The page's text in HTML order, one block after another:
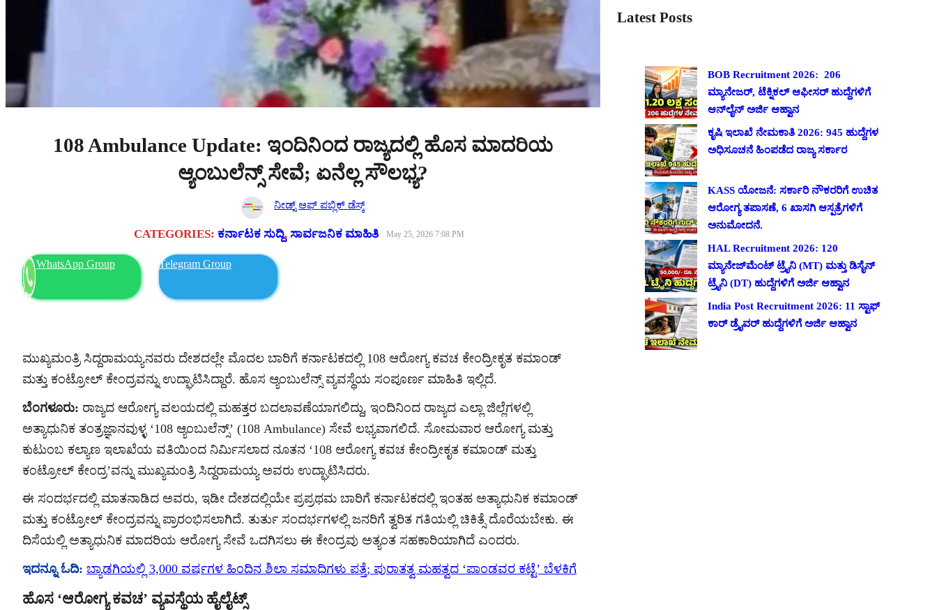
108 Ambulance Update: ಇಂದಿನಿಂದ ರಾಜ್ಯದಲ್ಲಿ ಹೊಸ ಮಾದರಿಯ
ಆ್ಯಂಬುಲೆನ್ಸ್ ಸೇವೆ; ಏನೆಲ್ಲ ಸೌಲಭ್ಯ?
ನೀಡ್ಸ್ ಆಫ್ ಪಬ್ಲಿಕ್ ಡೆಸ್ಕ್
CATEGORIES: ಕರ್ನಾಟಕ ಸುದ್ದಿ, ಸಾರ್ವಜನಿಕ ಮಾಹಿತಿ May 25, 2026 7:08 PM
WhatsApp Group Telegram Group
ಮುಖ್ಯಮಂತ್ರಿ ಸಿದ್ದರಾಮಯ್ಯನವರು ದೇಶದಲ್ಲೇ ಮೊದಲ ಬಾರಿಗೆ ಕರ್ನಾಟಕದಲ್ಲಿ 108 ಆರೋಗ್ಯ ಕವಚ ಕೇಂದ್ರೀಕೃತ ಕಮಾಂಡ್
ಮತ್ತು ಕಂಟ್ರೋಲ್ ಕೇಂದ್ರವನ್ನು ಉದ್ಘಾಟಿಸಿದ್ದಾರೆ. ಹೊಸ ಆ್ಯಂಬುಲೆನ್ಸ್ ವ್ಯವಸ್ಥೆಯ ಸಂಪೂರ್ಣ ಮಾಹಿತಿ ಇಲ್ಲಿದೆ.
ಬೆಂಗಳೂರು: ರಾಜ್ಯದ ಆರೋಗ್ಯ ವಲಯದಲ್ಲಿ ಮಹತ್ತರ ಬದಲಾವಣೆಯಾಗಲಿದ್ದು, ಇಂದಿನಿಂದ ರಾಜ್ಯದ ಎಲ್ಲಾ ಜಿಲ್ಲೆಗಳಲ್ಲಿ
ಅತ್ಯಾಧುನಿಕ ತಂತ್ರಜ್ಞಾನವುಳ್ಳ ‘108 ಆ್ಯಂಬುಲೆನ್ಸ್’ (108 Ambulance) ಸೇವೆ ಲಭ್ಯವಾಗಲಿದೆ. ಸೋಮವಾರ ಆರೋಗ್ಯ ಮತ್ತು
ಕುಟುಂಬ ಕಲ್ಯಾಣ ಇಲಾಖೆಯ ವತಿಯಿಂದ ನಿರ್ಮಿಸಲಾದ ನೂತನ ‘108 ಆರೋಗ್ಯ ಕವಚ ಕೇಂದ್ರೀಕೃತ ಕಮಾಂಡ್ ಮತ್ತು
ಕಂಟ್ರೋಲ್ ಕೇಂದ್ರ’ವನ್ನು ಮುಖ್ಯಮಂತ್ರಿ ಸಿದ್ದರಾಮಯ್ಯ ಅವರು ಉದ್ಘಾಟಿಸಿದರು.
ಈ ಸಂದರ್ಭದಲ್ಲಿ ಮಾತನಾಡಿದ ಅವರು, ಇಡೀ ದೇಶದಲ್ಲಿಯೇ ಪ್ರಪ್ರಥಮ ಬಾರಿಗೆ ಕರ್ನಾಟಕದಲ್ಲಿ ಇಂತಹ ಅತ್ಯಾಧುನಿಕ ಕಮಾಂಡ್
ಮತ್ತು ಕಂಟ್ರೋಲ್ ಕೇಂದ್ರವನ್ನು ಪ್ರಾರಂಭಿಸಲಾಗಿದೆ. ತುರ್ತು ಸಂದರ್ಭಗಳಲ್ಲಿ ಜನರಿಗೆ ತ್ವರಿತ ಗತಿಯಲ್ಲಿ ಚಿಕಿತ್ಸೆ ದೊರೆಯಬೇಕು. ಈ
ದಿಸೆಯಲ್ಲಿ ಅತ್ಯಾಧುನಿಕ ಮಾದರಿಯ ಆರೋಗ್ಯ ಸೇವೆ ಒದಗಿಸಲು ಈ ಕೇಂದ್ರವು ಅತ್ಯಂತ ಸಹಕಾರಿಯಾಗಿದೆ ಎಂದರು.
ಇದನ್ನೂ ಓದಿ: ಬ್ಯಾಡಗಿಯಲ್ಲಿ 3,000 ವರ್ಷಗಳ ಹಿಂದಿನ ಶಿಲಾ ಸಮಾಧಿಗಳು ಪತ್ತೆ; ಪುರಾತತ್ವ ಮಹತ್ವದ ‘ಪಾಂಡವರ ಕಟ್ಟೆ’ ಬೆಳಕಿಗೆ
ಹೊಸ ‘ಆರೋಗ್ಯ ಕವಚ’ ವ್ಯವಸ್ಥೆಯ ಹೈಲೈಟ್ಸ್
Latest Posts
BOB Recruitment 2026: 206
ಮ್ಯಾನೇಜರ್, ಟೆಕ್ನಿಕಲ್ ಆಫೀಸರ್ ಹುದ್ದೆಗಳಿಗೆ
ಆನ್‌ಲೈನ್ ಅರ್ಜಿ ಆಹ್ವಾನ
ಕೃಷಿ ಇಲಾಖೆ ನೇಮಕಾತಿ 2026: 945 ಹುದ್ದೆಗಳ
ಅಧಿಸೂಚನೆ ಹಿಂಪಡೆದ ರಾಜ್ಯ ಸರ್ಕಾರ
KASS ಯೋಜನೆ: ಸರ್ಕಾರಿ ನೌಕರರಿಗೆ ಉಚಿತ
ಆರೋಗ್ಯ ತಪಾಸಣೆ, 6 ಖಾಸಗಿ ಆಸ್ಪತ್ರೆಗಳಿಗೆ
ಅನುಮೋದನೆ.
HAL Recruitment 2026: 120
ಮ್ಯಾನೇಜ್‌ಮೆಂಟ್ ಟ್ರೈನಿ (MT) ಮತ್ತು ಡಿಸೈನ್
ಟ್ರೈನಿ (DT) ಹುದ್ದೆಗಳಿಗೆ ಅರ್ಜಿ ಆಹ್ವಾನ
India Post Recruitment 2026: 11 ಸ್ಟಾಫ್
ಕಾರ್ ಡ್ರೈವರ್ ಹುದ್ದೆಗಳಿಗೆ ಅರ್ಜಿ ಆಹ್ವಾನ